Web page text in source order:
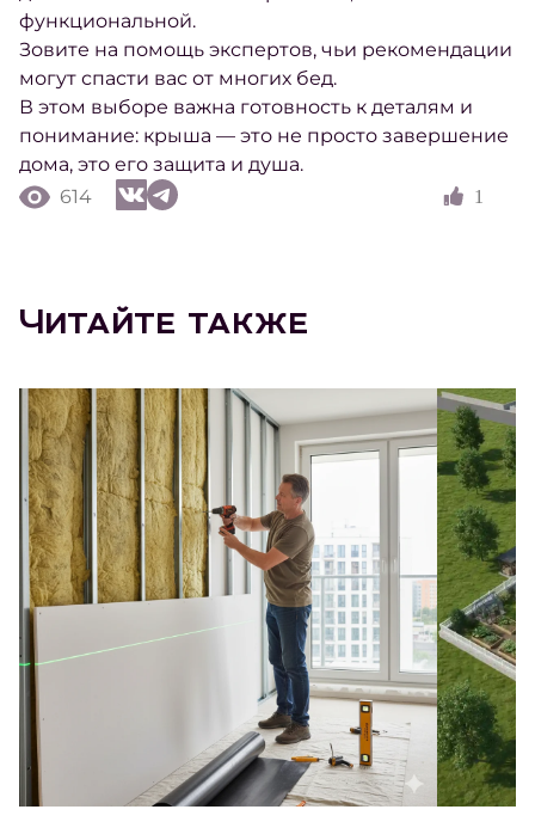
функциональной.
Зовите на помощь экспертов, чьи рекомендации
могут спасти вас от многих бед.
В этом выборе важна готовность к деталям и
понимание: крыша — это не просто завершение
дома, это его защита и душа.
614
1
Читайте также